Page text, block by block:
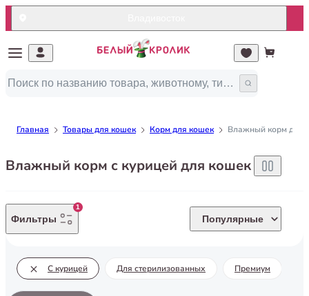
Главная Товары для кошек Корм для кошек Влажный корм для
Влажный корм с курицей для кошек
Фильтры
1
Популярные
С курицей Для стерилизованных Премиум